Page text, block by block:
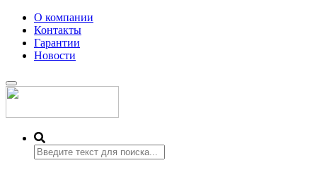
О компании
Контакты
Гарантии
Новости
Переключить
навигацию